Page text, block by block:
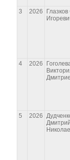
3 2026
4 2026
5 2026